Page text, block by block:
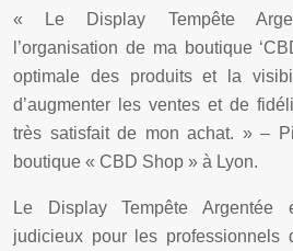
« Le Display Tempête
l’organisation de ma boutique
optimale des produits et la
d’augmenter les ventes et de
très satisfait de mon achat. » –
boutique « CBD Shop » à Lyon.
Le Display Tempête Argentée
judicieux pour les professionnels